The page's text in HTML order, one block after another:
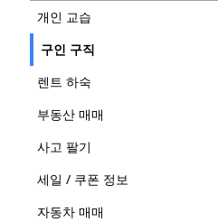
개인 교습
구인 구직
렌트 하숙
부동산 매매
사고 팔기
세일 / 쿠폰 정보
자동차 매매